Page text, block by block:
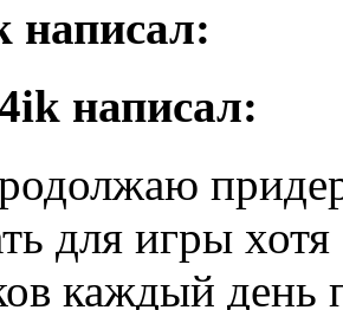
написал:
написал:
для игры
каждый день